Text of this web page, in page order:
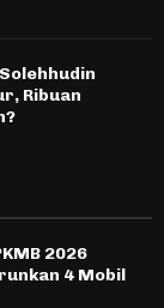
Ribuan
2026
4 Mobil